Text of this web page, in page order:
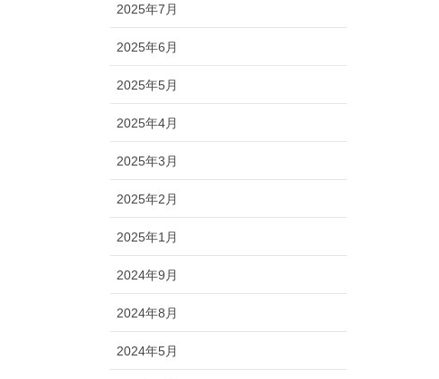
2025年7月
2025年6月
2025年5月
2025年4月
2025年3月
2025年2月
2025年1月
2024年9月
2024年8月
2024年5月